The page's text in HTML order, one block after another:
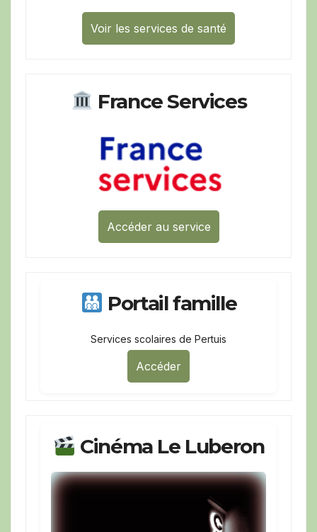
Voir les services de santé
France Services
Accéder au service
Portail famille
Services scolaires de Pertuis
Accéder
Cinéma Le Luberon